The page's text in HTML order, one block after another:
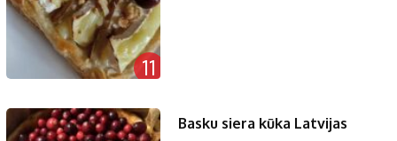
11
Basku siera kūka Latvijas